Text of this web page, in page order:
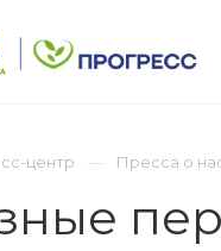
центр Пресса о